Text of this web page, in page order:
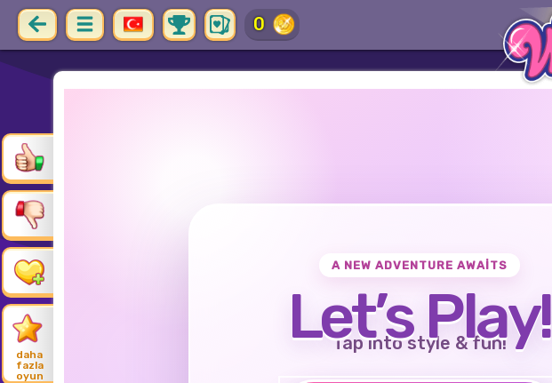
0
daha
fazla
oyun
A NEW ADVENTURE AWAITS
Let’s Play!
Tap into style & fun!